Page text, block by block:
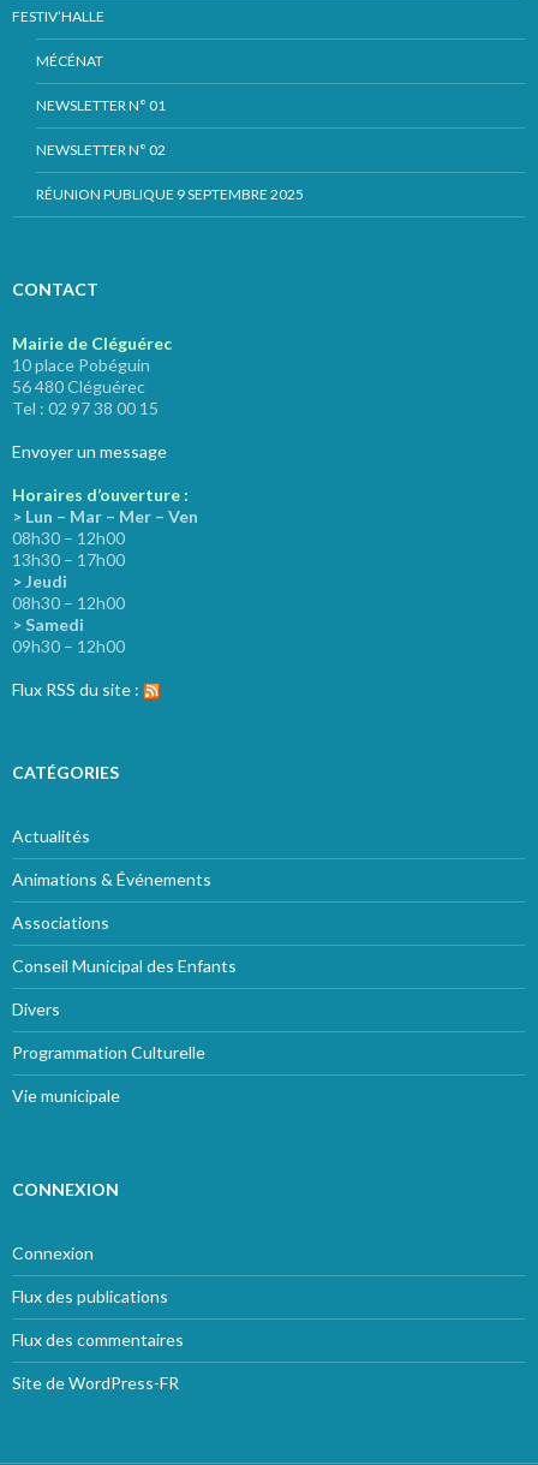
FESTIV’HALLE
MÉCÉNAT
NEWSLETTER N° 01
NEWSLETTER N° 02
RÉUNION PUBLIQUE 9 SEPTEMBRE 2025
CONTACT
Mairie de Cléguérec
10 place Pobéguin
56 480 Cléguérec
Tel : 02 97 38 00 15
Envoyer un message
Horaires d’ouverture :
> Lun – Mar – Mer – Ven
08h30 – 12h00
13h30 – 17h00
> Jeudi
08h30 – 12h00
> Samedi
09h30 – 12h00
Flux RSS du site :
CATÉGORIES
Actualités
Animations & Événements
Associations
Conseil Municipal des Enfants
Divers
Programmation Culturelle
Vie municipale
CONNEXION
Connexion
Flux des publications
Flux des commentaires
Site de WordPress-FR